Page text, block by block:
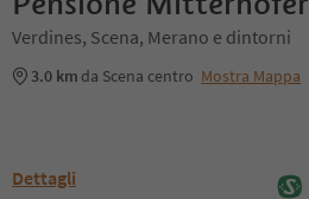
Verdines, Scena, Merano e dintorni
3.0 km da Scena centro Mostra Mappa
Dettagli